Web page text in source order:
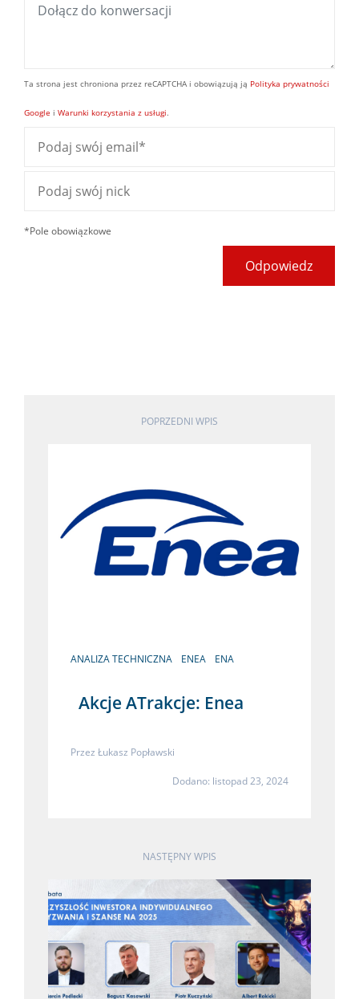
Ta strona jest chroniona przez reCAPTCHA i obowiązują ją Polityka prywatności
Google i Warunki korzystania z usługi.
*Pole obowiązkowe
Odpowiedz
POPRZEDNI WPIS
ANALIZA TECHNICZNA ENEA ENA
Akcje ATrakcje: Enea
Przez Łukasz Popławski
Dodano: listopad 23, 2024
NASTĘPNY WPIS